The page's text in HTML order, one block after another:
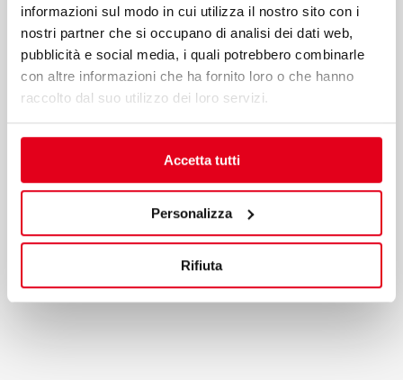
informazioni sul modo in cui utilizza il nostro sito con i
nostri partner che si occupano di analisi dei dati web,
pubblicità e social media, i quali potrebbero combinarle
con altre informazioni che ha fornito loro o che hanno
raccolto dal suo utilizzo dei loro servizi.
Accetta tutti
Personalizza
Rifiuta
Submit
Berto’s S.p.A.
Viale Spagna, 12
35020 Tribano (PD) Italy
+39 049 95 88 700
F +39 049 95 88 799
bertos@bertos.com